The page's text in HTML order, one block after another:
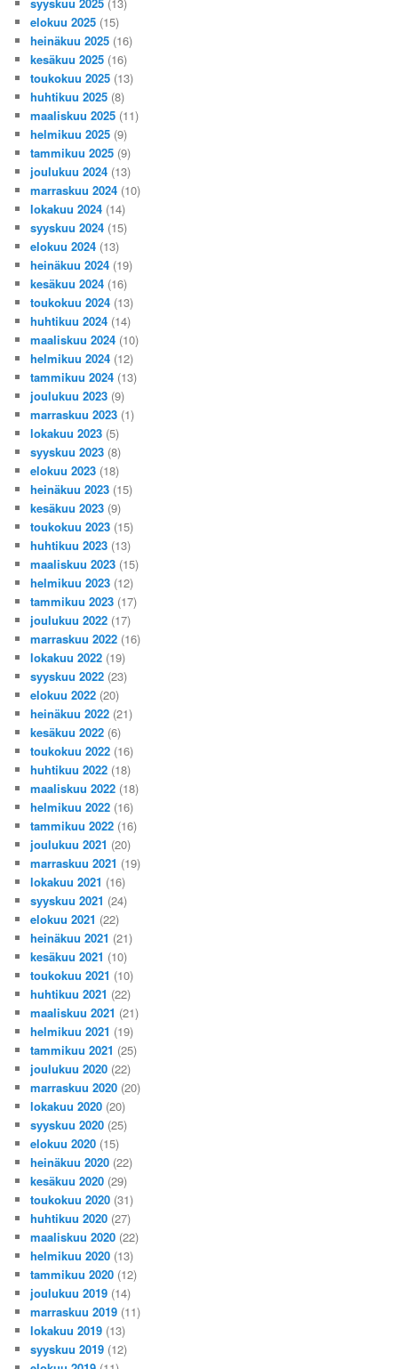
syyskuu 2025 (13)
elokuu 2025 (15)
heinäkuu 2025 (16)
kesäkuu 2025 (16)
toukokuu 2025 (13)
huhtikuu 2025 (8)
maaliskuu 2025 (11)
helmikuu 2025 (9)
tammikuu 2025 (9)
joulukuu 2024 (13)
marraskuu 2024 (10)
lokakuu 2024 (14)
syyskuu 2024 (15)
elokuu 2024 (13)
heinäkuu 2024 (19)
kesäkuu 2024 (16)
toukokuu 2024 (13)
huhtikuu 2024 (14)
maaliskuu 2024 (10)
helmikuu 2024 (12)
tammikuu 2024 (13)
joulukuu 2023 (9)
marraskuu 2023 (1)
lokakuu 2023 (5)
syyskuu 2023 (8)
elokuu 2023 (18)
heinäkuu 2023 (15)
kesäkuu 2023 (9)
toukokuu 2023 (15)
huhtikuu 2023 (13)
maaliskuu 2023 (15)
helmikuu 2023 (12)
tammikuu 2023 (17)
joulukuu 2022 (17)
marraskuu 2022 (16)
lokakuu 2022 (19)
syyskuu 2022 (23)
elokuu 2022 (20)
heinäkuu 2022 (21)
kesäkuu 2022 (6)
toukokuu 2022 (16)
huhtikuu 2022 (18)
maaliskuu 2022 (18)
helmikuu 2022 (16)
tammikuu 2022 (16)
joulukuu 2021 (20)
marraskuu 2021 (19)
lokakuu 2021 (16)
syyskuu 2021 (24)
elokuu 2021 (22)
heinäkuu 2021 (21)
kesäkuu 2021 (10)
toukokuu 2021 (10)
huhtikuu 2021 (22)
maaliskuu 2021 (21)
helmikuu 2021 (19)
tammikuu 2021 (25)
joulukuu 2020 (22)
marraskuu 2020 (20)
lokakuu 2020 (20)
syyskuu 2020 (25)
elokuu 2020 (15)
heinäkuu 2020 (22)
kesäkuu 2020 (29)
toukokuu 2020 (31)
huhtikuu 2020 (27)
maaliskuu 2020 (22)
helmikuu 2020 (13)
tammikuu 2020 (12)
joulukuu 2019 (14)
marraskuu 2019 (11)
lokakuu 2019 (13)
syyskuu 2019 (12)